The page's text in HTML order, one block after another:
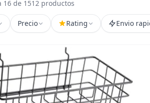
16 de 1512 productos
Precio Rating Envio